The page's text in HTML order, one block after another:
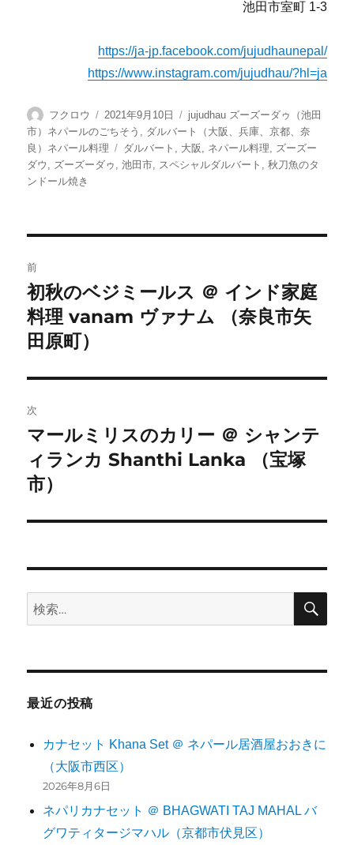
池田市室町 1-3
https://ja-jp.facebook.com/jujudhaunepal/
https://www.instagram.com/jujudhau/?hl=ja
投
稿
者
フクロウ
投
稿
日:
2021年9月10日
カ
テ
ゴ
リ
jujudhau ズーズーダゥ（池田
市）ネパールのごちそう , ダルバート（大阪、兵庫、京都、奈
良）ネパール料理
タ
グ
ダルバート , 大阪 , ネパール料理, ズーズー
ダウ , ズーズーダゥ ,池田市, スペシャルダルバート ,秋刀魚のタ
ンドール焼き
稿
ナ
ビ
ゲ
ー
シ
ョ
ン
前
前
の
投
初秋のベジミールス ＠ インド家庭
料理 vanam ヴァナム （奈良市矢
田原町）
次
次
の
投
マールミリスのカリー ＠ シャンテ
ィランカ Shanthi Lanka （宝塚
市）
検
索:
検
最近の投稿
カナセット Khana Set ＠ ネパール居酒屋おおきに
（大阪市西区）
2026年8月6日
ネパリカナセット ＠ BHAGWATI TAJ MAHAL バ
グワティタージマハル（京都市伏見区）